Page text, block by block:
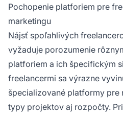
Pochopenie platforiem pre
marketingu
Nájsť spoľahlivých
vyžaduje porozumenie
platforiem a ich špecifickým
freelancermi sa výrazne
špecializované platformy pre
typy projektov aj rozpočty.